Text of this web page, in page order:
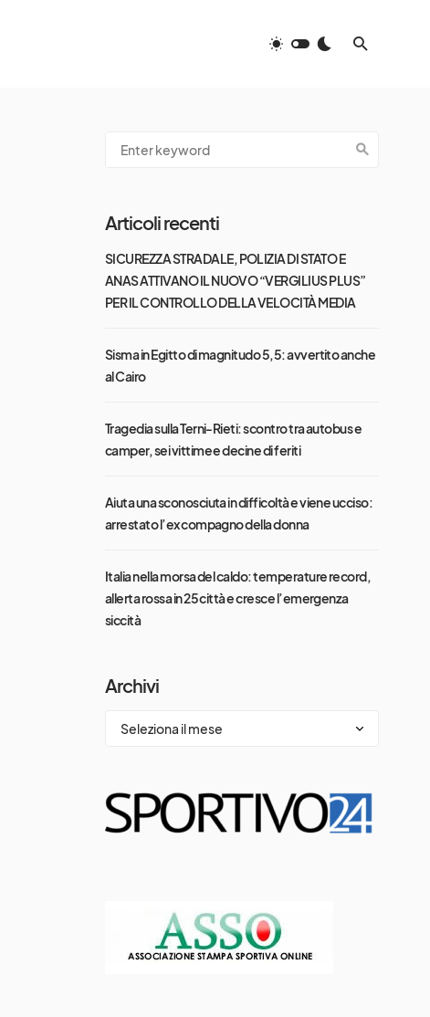
Articoli recenti
SICUREZZA STRADALE, POLIZIA DI STATO E
ANAS ATTIVANO IL NUOVO “VERGILIUS PLUS”
PER IL CONTROLLO DELLA VELOCITÀ MEDIA
Sisma in Egitto di magnitudo 5,5: avvertito anche
al Cairo
Tragedia sulla Terni-Rieti: scontro tra autobus e
camper, sei vittime e decine di feriti
Aiuta una sconosciuta in difficoltà e viene ucciso:
arrestato l’ex compagno della donna
Italia nella morsa del caldo: temperature record,
allerta rossa in 25 città e cresce l’emergenza
siccità
Archivi